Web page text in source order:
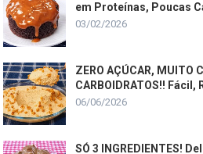
em Proteínas, Poucas
03/02/2026
ZERO AÇÚCAR, MUITO
CARBOIDRATOS!!
06/06/2026
SÓ 3 INGREDIENTES!